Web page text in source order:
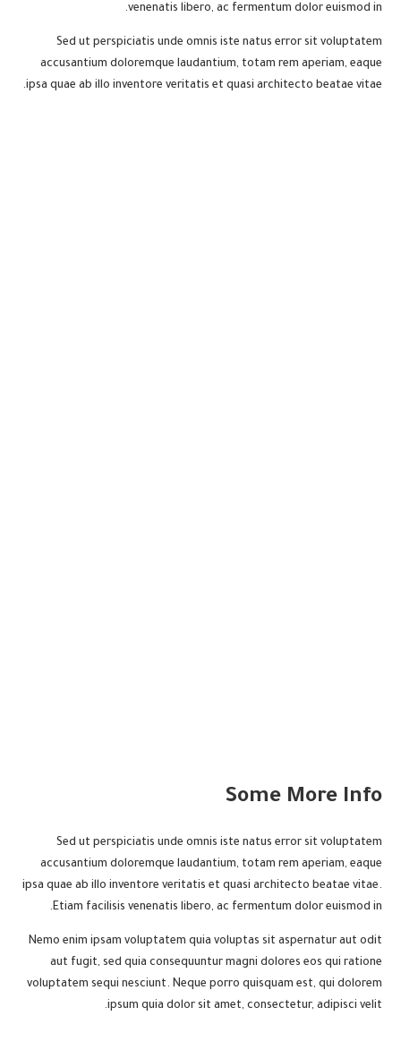
venenatis libero, ac fermentum dolor euismod in.
Sed ut perspiciatis unde omnis iste natus error sit voluptatem
accusantium doloremque laudantium, totam rem aperiam, eaque
ipsa quae ab illo inventore veritatis et quasi architecto beatae vitae.
Some More Info
Sed ut perspiciatis unde omnis iste natus error sit voluptatem
accusantium doloremque laudantium, totam rem aperiam, eaque
ipsa quae ab illo inventore veritatis et quasi architecto beatae vitae.
Etiam facilisis venenatis libero, ac fermentum dolor euismod in.
Nemo enim ipsam voluptatem quia voluptas sit aspernatur aut odit
aut fugit, sed quia consequuntur magni dolores eos qui ratione
voluptatem sequi nesciunt. Neque porro quisquam est, qui dolorem
ipsum quia dolor sit amet, consectetur, adipisci velit.